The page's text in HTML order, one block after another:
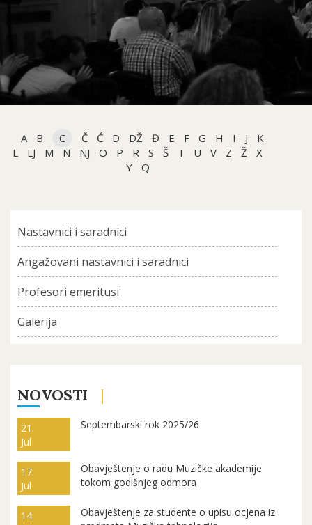
A B C Č Ć D DŽ Đ E F G H I J
K
L
LJ M N NJ O P R S Š T U V Z Ž
X
Y
Q
Nastavnici i saradnici
Angažovani nastavnici i saradnici
Profesori emeritusi
Galerija
NOVOSTI
21.
Jul
Septembarski rok 2025/26
17.
Jul
Obavještenje o radu Muzičke akademije
tokom godišnjeg odmora
14.
Obavještenje za studente o upisu ocjena iz